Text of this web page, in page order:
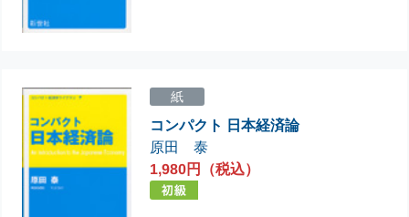
紙
コンパクト 日本経済論
原田 泰
1,980円（税込）